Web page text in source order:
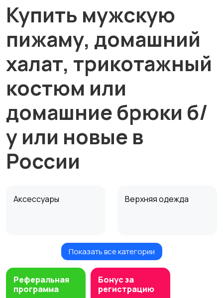
Купить мужскую
пижаму, домашний
халат, трикотажный
костюм или
домашние брюки б/
у или новые в
России
Аксессуары Верхняя одежда
Головные уборы Домашняя одежда
Показать все категории
Реферальная
программа
Бонус за
регистрацию